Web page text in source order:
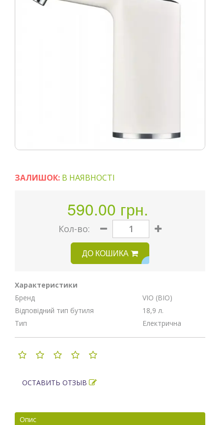
ЗАЛИШОК: В НАЯВНОСТІ
590.00 грн.
Кoл-во:
ДО КОШИКА
Характеристики
Бренд
VIO (ВІО)
Відповідний тип бутиля
18,9 л.
Тип
Електрична
ОСТАВИТЬ ОТЗЫВ
Опис